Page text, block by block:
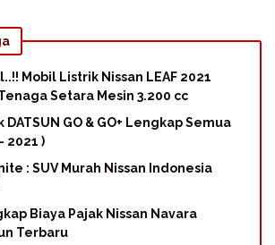
Mobil Listrik Nissan LEAF 2021
Setara Mesin 3.200 cc
DATSUN GO & GO+ Lengkap Semua
2021 )
: SUV Murah Nissan Indonesia
Biaya Pajak Nissan Navara
Terbaru